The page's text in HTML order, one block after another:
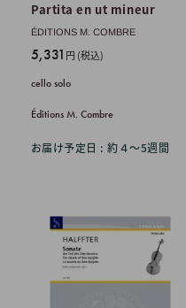
Partita en ut mineur
ÉDITIONS M. COMBRE
販
価
格
5,331 円 (税込)
cello solo
Éditions M. Combre
お届け予定日 : 約４〜5週間